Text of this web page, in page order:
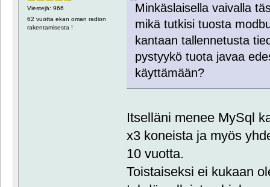
Viestejä: 966
62 vuotta ekan oman radion
rakentamisesta !
Minkäslaisella vaivalla
mikä tutkisi tuosta
kantaan tallennetusta
pystyykö tuota javaa
käyttämään?
Itselläni menee MySql
x3 koneista ja myös
10 vuotta.
Toistaiseksi ei kukaan